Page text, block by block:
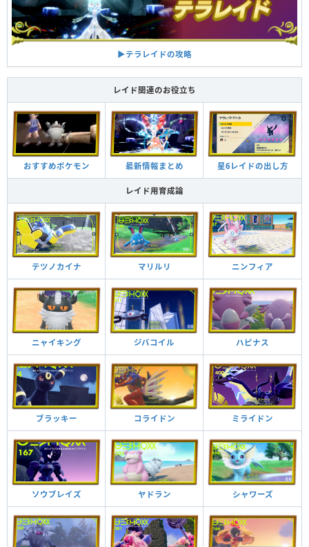
▶︎テラレイドの攻略
レイド関連のお役立ち
おすすめポケモン 最新情報まとめ 星6レイドの出し方
レイド用育成論
テツノカイナ マリルリ ニンフィア
ニャイキング ジバコイル ハピナス
ブラッキー コライドン ミライドン
ソウブレイズ ヤドラン シャワーズ